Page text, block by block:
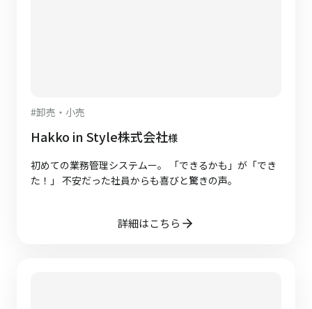
#卸売・小売
Hakko in Style株式会社様
初めての業務管理システムー。 「できるかも」が「でき
た！」 不安だった社員からも喜びと驚きの声。
詳細はこちら